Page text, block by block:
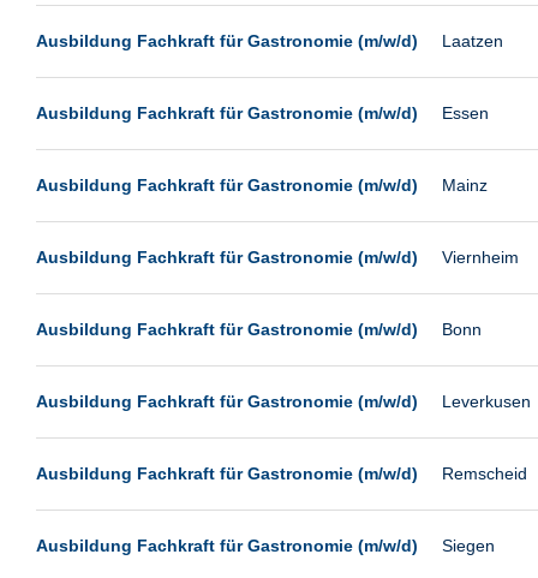
Mannheim
München
Münster
Neu-Isenburg
Neumünster
Pforzheim
Potsdam
Remscheid
Schwerin
Siegburg
Ausbildung Fachkraft für Gastronomie (m/w/d) Laatzen
Ausbildung Fachkraft für Gastronomie (m/w/d) Essen
Ausbildung Fachkraft für Gastronomie (m/w/d) Mainz
Ausbildung Fachkraft für Gastronomie (m/w/d) Viernheim
Ausbildung Fachkraft für Gastronomie (m/w/d) Bonn
Ausbildung Fachkraft für Gastronomie (m/w/d) Leverkusen
Ausbildung Fachkraft für Gastronomie (m/w/d) Remscheid
Ausbildung Fachkraft für Gastronomie (m/w/d) Siegen